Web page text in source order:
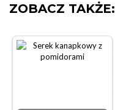
ZOBACZ TAKŻE: